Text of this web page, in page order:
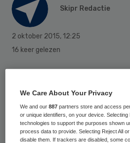
Skipr Redactie
2 oktober 2015, 12:25
16 keer gelezen
(IGZ) heeft het
KEM kliniek in
behandelcentrum voor
verleent geen zorg meer
We Care About Your Privacy
We and our887 partners store and access
or unique identifiers, on your device.
technologies to support the purposes shown
process data to provide. Selecting Reject All
disable them. If trackers are disabled, some